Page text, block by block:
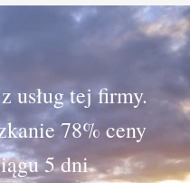
usług tej firmy.
78% ceny
5 dni